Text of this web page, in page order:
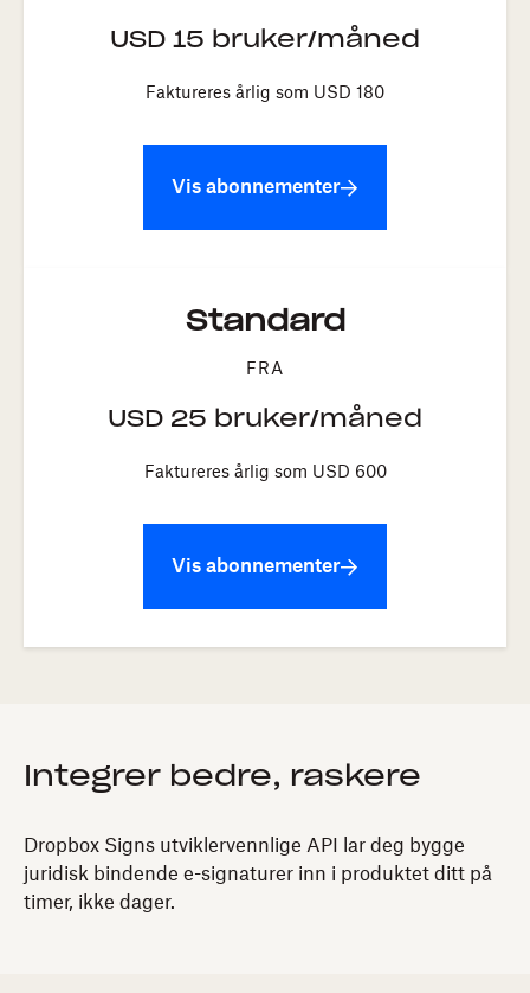
USD 15 bruker/måned
Faktureres årlig som USD 180
Vis abonnementer
Standard
FRA
USD 25 bruker/måned
Faktureres årlig som USD 600
Vis abonnementer
Integrer bedre, raskere
Dropbox Signs utviklervennlige API lar deg bygge
juridisk bindende e-signaturer inn i produktet ditt på
timer, ikke dager.